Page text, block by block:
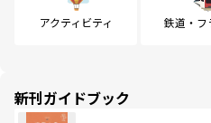
アクティビティ 鉄道・フ
新刊ガイドブック